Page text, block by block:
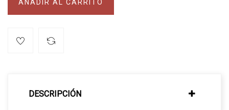
AÑADIR AL CARRITO
DESCRIPCIÓN